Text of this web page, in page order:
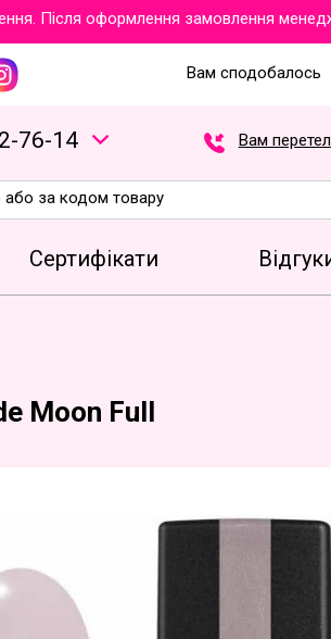
Після оформлення замовлення
Вам сподобалось
2-76-1 4 Вам
Сертифікати
Moon Full